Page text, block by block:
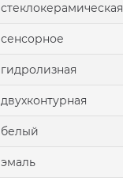
стеклокерамическая
сенсорное
гидролизная
двухконтурная
белый
эмаль